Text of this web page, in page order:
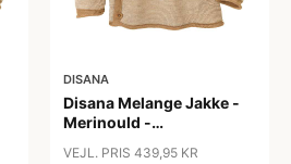
DISANA
Disana Melange Jakke -
Merinould -
VEJL. PRIS 439,95 KR